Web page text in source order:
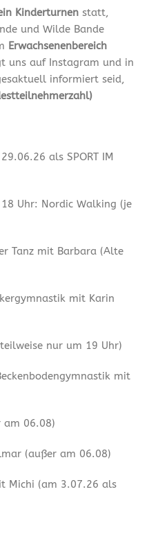
Kinderturnen statt,
und Wilde Bande
Erwachsenenbereich
uns auf Instagram und in
informiert seid,
als SPORT IM
18 Uhr: Nordic Walking (je
Tanz mit Barbara (Alte
mit Karin
nur um 19 Uhr)
mit
am 06.08)
(außer am 06.08)
Michi (am 3.07.26 als